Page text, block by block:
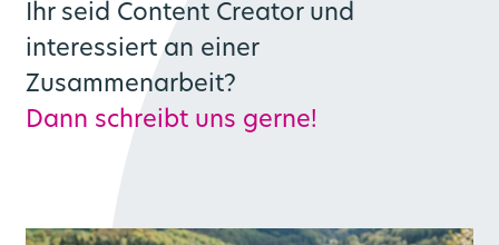
Ihr seid Content Creator und
interessiert an einer
Zusammenarbeit?
Dann schreibt uns gerne!
Fahrplanauskunft
App
Mobilstationen
Aktuelles
Mission